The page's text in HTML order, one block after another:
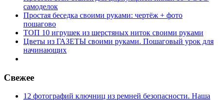
самоделок
Простая беседка своими руками: чертёж + фото
пошагово
ТОП 10 игрушек из шерстяных ниток своими руками
Цветы из ГАЗЕТЫ своими руками. Пошаговый урок для
начинающих
Свежее
12 фотографий ключниц из ремней безопасности. Наша